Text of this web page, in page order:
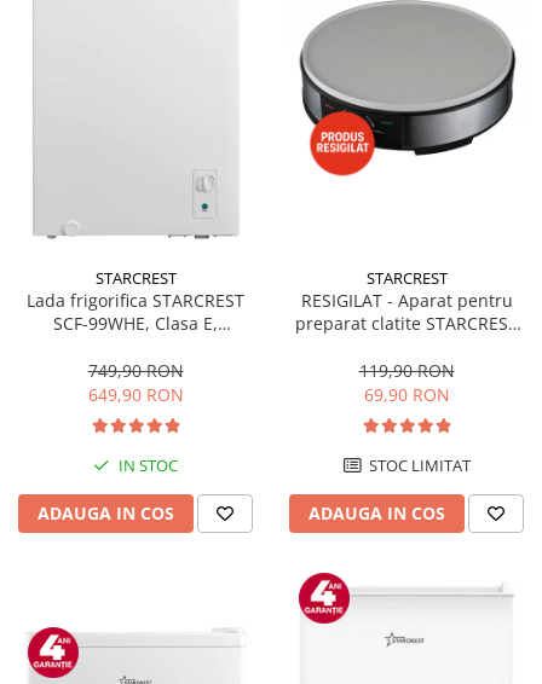
STARCREST
Lada frigorifica STARCREST
SCF-99WHE, Clasa E,
convertibil - functie frigider,
Termostat reglabil, Alb
749,90 RON
649,90 RON
IN STOC
ADAUGA IN COS
STARCREST
RESIGILAT - Aparat pentru
preparat clatite STARCREST
invelis ceramic antiaderent,
30 cm, Inox / Negru
119,90 RON
69,90 RON
STOC LIMITAT
ADAUGA IN COS